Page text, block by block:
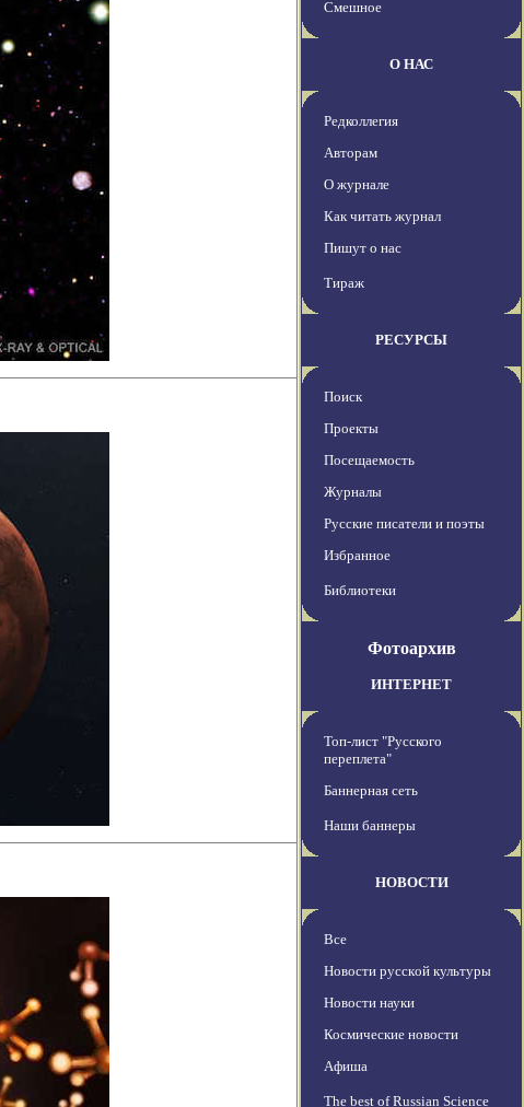
Смешное
О НАС
Редколлегия
Авторам
О журнале
Как читать журнал
Пишут о нас
Тираж
РЕСУРСЫ
Поиск
Проекты
Посещаемость
Журналы
Русские писатели и поэты
Избранное
Библиотеки
Фотоархив
ИНТЕРНЕТ
Топ-лист "Русского
переплета"
Баннерная сеть
Наши баннеры
НОВОСТИ
Все
Новости русской культуры
Новости науки
Космические новости
Афиша
The best of Russian Science